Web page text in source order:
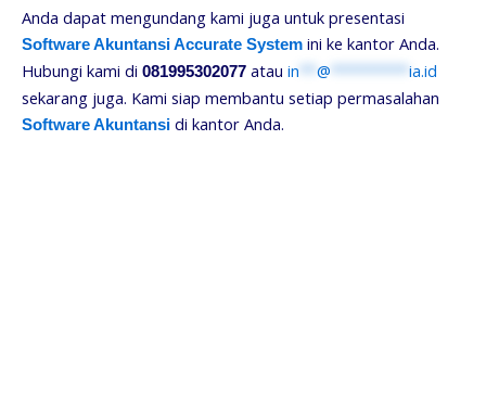
Anda dapat mengundang kami juga untuk presentasi
Software Akuntansi Accurate System ini ke kantor Anda.
Hubungi kami di 081995302077 atau in @
ia.id
sekarang juga. Kami siap membantu setiap permasalahan
Software Akuntansi di kantor Anda.